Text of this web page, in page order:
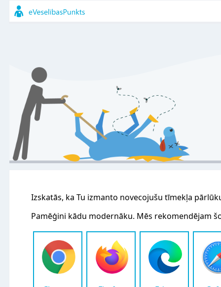
Izskatās, ka Tu izmanto novecojušu tīmekļa
Pamēģini kādu modernāku. Mēs rekomendējam